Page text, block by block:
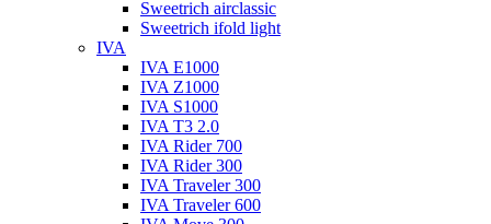
Sweetrich airclassic
Sweetrich ifold light
IVA
IVA E1000
IVA Z1000
IVA S1000
IVA T3 2.0
IVA Rider 700
IVA Rider 300
IVA Traveler 300
IVA Traveler 600